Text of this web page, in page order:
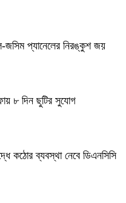
জসিম প্যানেলের নিরঙ্কুশ জয়
৮ দিন ছুটির সুযোগ
কঠোর ব্যবস্থা নেবে ডিএনসিসি